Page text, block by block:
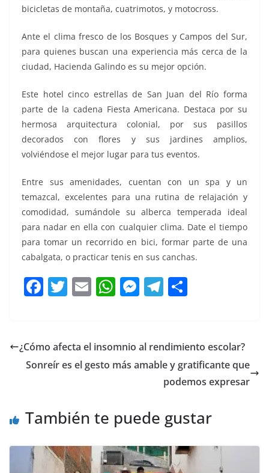
bicicletas de montaña, cuatrimotos, y motocross.
Ante el clima fresco de los Bosques y Campos del Sur,
para quienes buscan una experiencia más cerca de la
ciudad, Hacienda Galindo es su mejor opción.
Este hotel cinco estrellas de San Juan del Río forma
parte de la cadena Fiesta Americana. Destaca por su
hermosa arquitectura colonial, por sus pasillos
decorados con flores y sus jardines amplios,
volviéndose el mejor lugar para tus eventos.
Entre sus amenidades, cuentan con un spa y un
temazcal, excelentes para una rutina de relajación y
comodidad, sumándole su alberca temperada ideal
para nadar en ella con cualquier clima. Date el tiempo
para tomar un recorrido en bici, formar parte de una
cabalgata, o practicar tenis en sus canchas.
F
e
b
k
T
er
E
l
W
s
A
M
e
n
T
gr
a
m
p
ar
tir
¿Cómo afecta el insomnio al rendimiento escolar?
Sonreír es el gesto más amable y gratificante que
podemos expresar
También te puede gustar